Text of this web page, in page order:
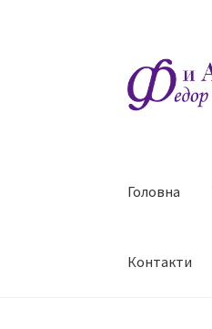
до
навігації
до
контенту
Головна
Контакти